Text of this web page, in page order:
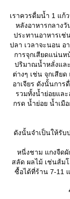
เราควรดื่มน้ำ 1 แก้
หลังอาหารกลางวั
ประทานอาหารเช่
ปลา เวลาจะนอน อ
การจุกเสียดแน่นห
ปริมาณน้ำหลั่งและ
ต่างๆ เช่น จุกเสีย
อาเจียร ดังนั้นการ
รวมทั้งน้ำย่อยแล
กรด น้ำย่อย น้ำเมื
ดังนั้นจำเป็นให้รับ
หนี่งชาม แกงจืด
สลัด ผลไม้ เช่นส้ม
ซื้อได้ที่ร้าน 7-11